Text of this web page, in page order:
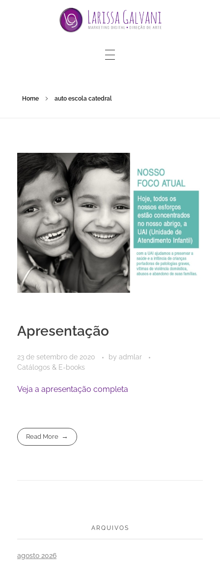
Home auto escola catedral
Apresentação
23 de setembro de 2020 by admlar
Catálogos & E-books
Veja a apresentação completa
Read More
ARQUIVOS
agosto 2026